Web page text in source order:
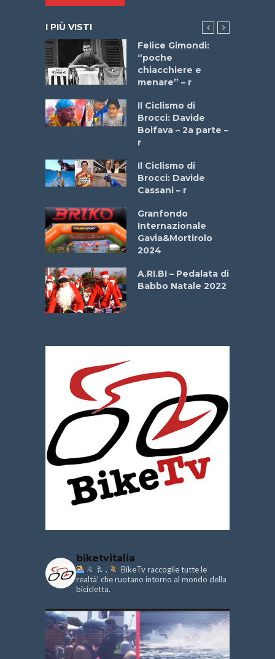
I PIÙ VISTI
Felice Gimondi:
“poche
chiacchiere e
menare” – r
Il Ciclismo di
Brocci: Davide
Boifava – 2a parte –
r
Il Ciclismo di
Brocci: Davide
Cassani – r
Granfondo
Internazionale
Gavia&Mortirolo
2024
A.RI.BI – Pedalata di
Babbo Natale 2022
biketvitalia
.
BikeTv raccoglie tutte le
realtà’ che ruotano intorno al mondo della
bicicletta.